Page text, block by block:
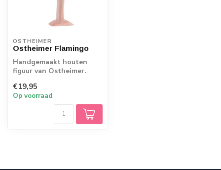
OSTHEIMER
Ostheimer Flamingo
Handgemaakt houten
figuur van Ostheimer.
€19,95
Op voorraad